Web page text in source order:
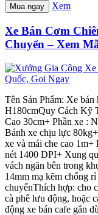
Mua ngay Xem
Xe Bán Cơm
Chuyển – Xem
Tên Sản Phẩm: Xe
H180cmQuy Cách Kỹ
Cao 30cm+ Phần xe :
Bánh xe chịu lực
xe và mái che cao
nét 1400 DPI+ Xung
vách ngăn bên trong
14mm mạ kẽm chống
chuyểnThích hợp: cho
cà phê lưu động, hoặc
động xe bán cafe gắn dù